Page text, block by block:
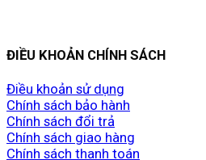
ĐIỀU KHOẢN CHÍNH SÁCH
Điều khoản sử dụng
Chính sách bảo hành
Chính sách đổi trả
Chính sách giao hàng
Chính sách thanh toán